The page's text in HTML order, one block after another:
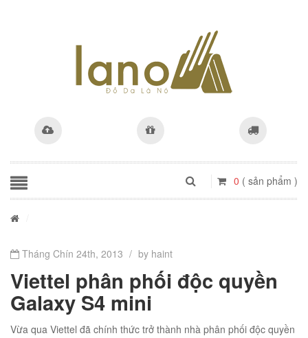
0 ( sản phẩm )
Tháng Chín 24th, 2013 / by haint
Viettel phân phối độc quyền
Galaxy S4 mini
Vừa qua Viettel đã chính thức trở thành nhà phân phối độc quyền